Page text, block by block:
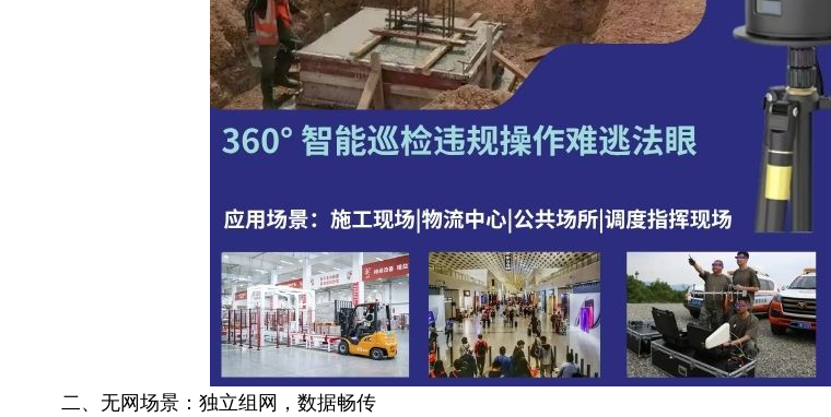
二、无网场景：独立组网，数据畅传